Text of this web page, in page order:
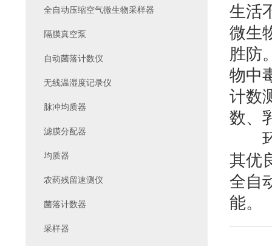
生活
微生
胜防
物中
计数
数、
环
其优
全自
能。
全自动压缩空气微生物采样器
隔膜真空泵
自动菌落计数仪
无线温湿度记录仪
脉冲均质器
滤膜分配器
均质器
农药残留速测仪
菌落计数器
采样器